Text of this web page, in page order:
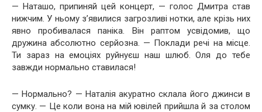
— Наташо, припиняй цей концерт, — голос Дмитра став
нижчим. У ньому з’явилися загрозливі нотки, але крізь них
явно пробивалася паніка. Він раптом усвідомив, що
дружина абсолютно серйозна. — Поклади речі на місце.
Ти зараз на емоціях руйнуєш наш шлюб. Оля до тебе
завжди нормально ставилася!
— Нормально? — Наталія акуратно склала його джинси в
сумку. — Це коли вона на мій ювілей прийшла й за столом